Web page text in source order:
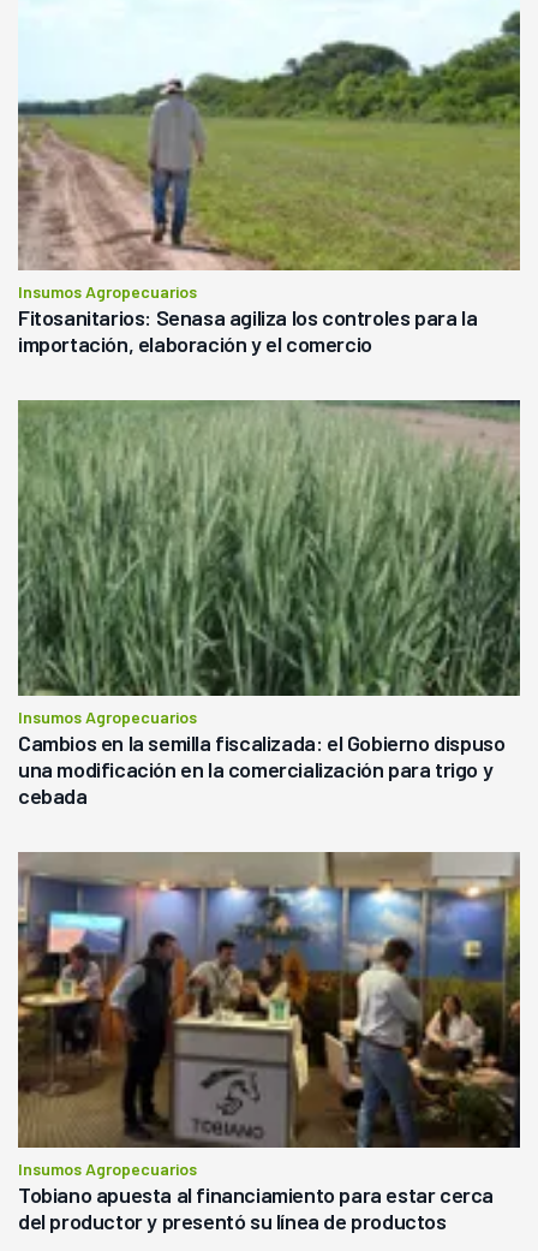
Insumos Agropecuarios
Fitosanitarios: Senasa agiliza los controles para la
importación, elaboración y el comercio
Insumos Agropecuarios
Cambios en la semilla fiscalizada: el Gobierno dispuso
una modificación en la comercialización para trigo y
cebada
Insumos Agropecuarios
Tobiano apuesta al financiamiento para estar cerca
del productor y presentó su línea de productos